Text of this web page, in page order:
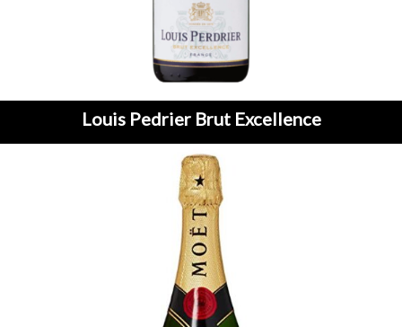
Louis Pedrier Brut Excellence